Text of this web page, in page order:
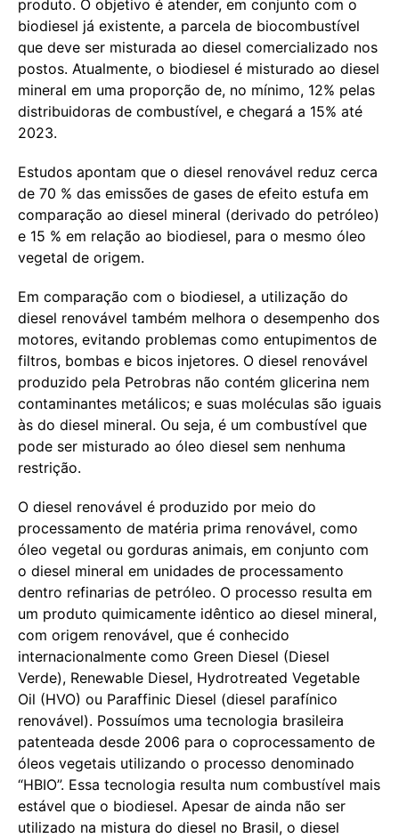
produto. O objetivo é atender, em conjunto com o
biodiesel já existente, a parcela de biocombustível
que deve ser misturada ao diesel comercializado nos
postos. Atualmente, o biodiesel é misturado ao diesel
mineral em uma proporção de, no mínimo, 12% pelas
distribuidoras de combustível, e chegará a 15% até
2023.
Estudos apontam que o diesel renovável reduz cerca
de 70 % das emissões de gases de efeito estufa em
comparação ao diesel mineral (derivado do petróleo)
e 15 % em relação ao biodiesel, para o mesmo óleo
vegetal de origem.
Em comparação com o biodiesel, a utilização do
diesel renovável também melhora o desempenho dos
motores, evitando problemas como entupimentos de
filtros, bombas e bicos injetores. O diesel renovável
produzido pela Petrobras não contém glicerina nem
contaminantes metálicos; e suas moléculas são iguais
às do diesel mineral. Ou seja, é um combustível que
pode ser misturado ao óleo diesel sem nenhuma
restrição.
O diesel renovável é produzido por meio do
processamento de matéria prima renovável, como
óleo vegetal ou gorduras animais, em conjunto com
o diesel mineral em unidades de processamento
dentro refinarias de petróleo. O processo resulta em
um produto quimicamente idêntico ao diesel mineral,
com origem renovável, que é conhecido
internacionalmente como Green Diesel (Diesel
Verde), Renewable Diesel, Hydrotreated Vegetable
Oil (HVO) ou Paraffinic Diesel (diesel parafínico
renovável). Possuímos uma tecnologia brasileira
patenteada desde 2006 para o coprocessamento de
óleos vegetais utilizando o processo denominado
“HBIO”. Essa tecnologia resulta num combustível mais
estável que o biodiesel. Apesar de ainda não ser
utilizado na mistura do diesel no Brasil, o diesel